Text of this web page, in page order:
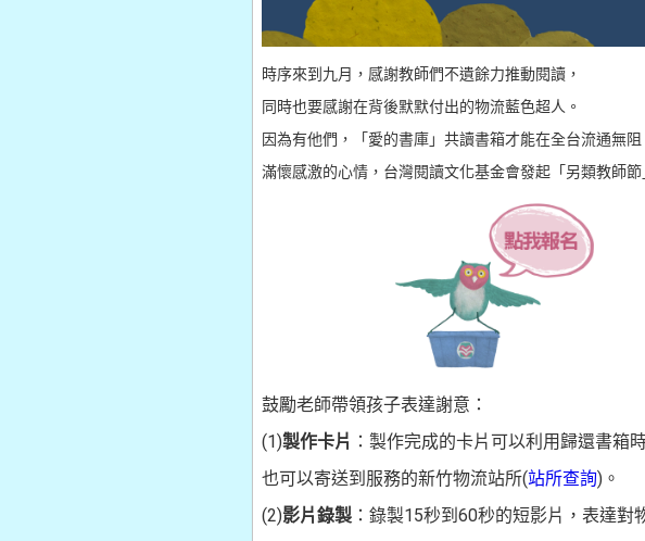
時序來到九月，感謝教師們不遺餘力推動閱讀，
同時也要感謝在背後默默付出的物流藍色超人。
因為有他們，「愛的書庫」共讀書箱才能在全台流通無阻
滿懷感激的心情，台灣閱讀文化基金會發起「另類教師節
鼓勵老師帶領孩子表達謝意：
(1)製作卡片 ：製作完成的卡片可以利用歸還書箱
也可以寄送到服務的新竹物流站所(站所查詢)。
(2)影片錄製 ：錄製15秒到60秒的短影片，表達對